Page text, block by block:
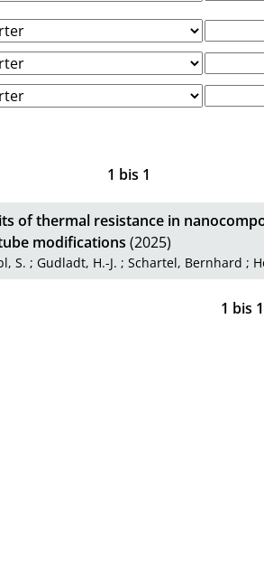
1 bis 1
of thermal resistance in
modifications (2025)
S. ; Gudladt, H.-J. ;Schartel, Bernhard ;
1 bis 1